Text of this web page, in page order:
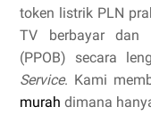
token listrik PLN
TV berbayar dan
(PPOB) secara
Service. Kami
murah dimana